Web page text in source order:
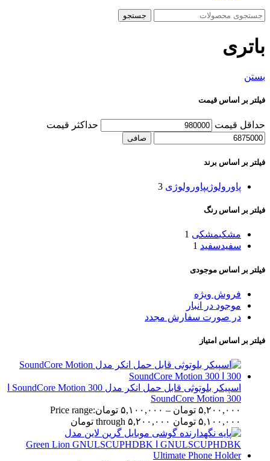
جستجو
باتری
بستن
فیلتر بر اساس قیمت
حداقل قیمت حداكثر قيمت
صافی
فیلتر بر اساس برند
پاورولوژیپاورولوژی 3
فیلتر بر اساس رنگ
مشکیمشکی 1
سفیدسفید 1
فیلتر بر اساس موجودی
فروش ویژه
موجود در انبار
در صورت سفارش مجدد
فیلتر بر اساس امتیاز
SoundCore Motion 300
۵,۲۰۰,۰۰۰ تومان – ۵,۱۰۰,۰۰۰ تومانPrice range:
۵,۱۰۰,۰۰۰ تومان through ۵,۲۰۰,۰۰۰ تومان